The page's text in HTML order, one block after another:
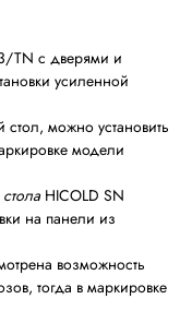
TN с дверями и
усиленной
можно установить
модели
стола HICOLD SN
на панели из
возможность
тогда в маркировке